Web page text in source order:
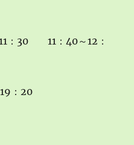
30 11：40～12：
：20